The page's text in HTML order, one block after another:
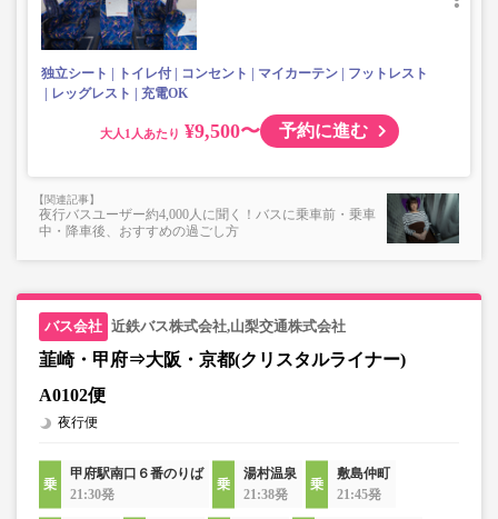
独立シート トイレ付 コンセント マイカーテン
フットレスト
レッグレスト
充電OK
大人 ¥9,500〜 予約に進む
夜行バスユーザー約4,000人に聞く！バスに乗車前・乗車
中・降車後、おすすめの過ごし方
近鉄バス株式会社,山梨交通株式会社
韮崎・甲府⇒大阪・京都(クリスタルライナー)
A0102便
夜行便
甲府駅南口６番のりば
21:30発
湯村温泉
21:38発
敷島仲町
21:45発